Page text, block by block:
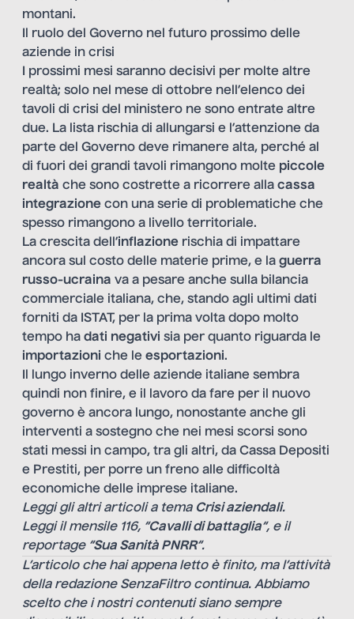
montani.
Il ruolo del Governo nel futuro prossimo delle
aziende in crisi
I prossimi mesi saranno decisivi per molte altre
realtà; solo nel mese di ottobre nell’elenco dei
tavoli di crisi del ministero ne sono entrate altre
due. La lista rischia di allungarsi e l’attenzione da
parte del Governo deve rimanere alta, perché al
di fuori dei grandi tavoli rimangono molte piccole
realtà che sono costrette a ricorrere alla cassa
integrazione con una serie di problematiche che
spesso rimangono a livello territoriale.
La crescita dell’inflazione rischia di impattare
ancora sul costo delle materie prime, e la guerra
russo-ucraina va a pesare anche sulla bilancia
commerciale italiana, che, stando agli ultimi dati
forniti da ISTAT, per la prima volta dopo molto
tempo ha dati negativi sia per quanto riguarda le
importazioni che le esportazioni.
Il lungo inverno delle aziende italiane sembra
quindi non finire, e il lavoro da fare per il nuovo
governo è ancora lungo, nonostante anche gli
interventi a sostegno che nei mesi scorsi sono
stati messi in campo, tra gli altri, da Cassa Depositi
e Prestiti, per porre un freno alle difficoltà
economiche delle imprese italiane.
Leggi gli altri articoli a tema Crisi aziendali.
Leggi il mensile 116, “Cavalli di battaglia“, e il
reportage “Sua Sanità PNRR“.
L’articolo che hai appena letto è finito, ma l’attività
della redazione SenzaFiltro continua. Abbiamo
scelto che i nostri contenuti siano sempre